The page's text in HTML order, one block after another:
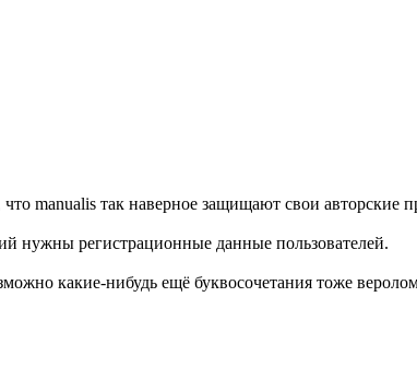
manualis так наверное защищают свои
нужны регистрационные данные пользователей.
какие-нибудь ещё буквосочетания тоже